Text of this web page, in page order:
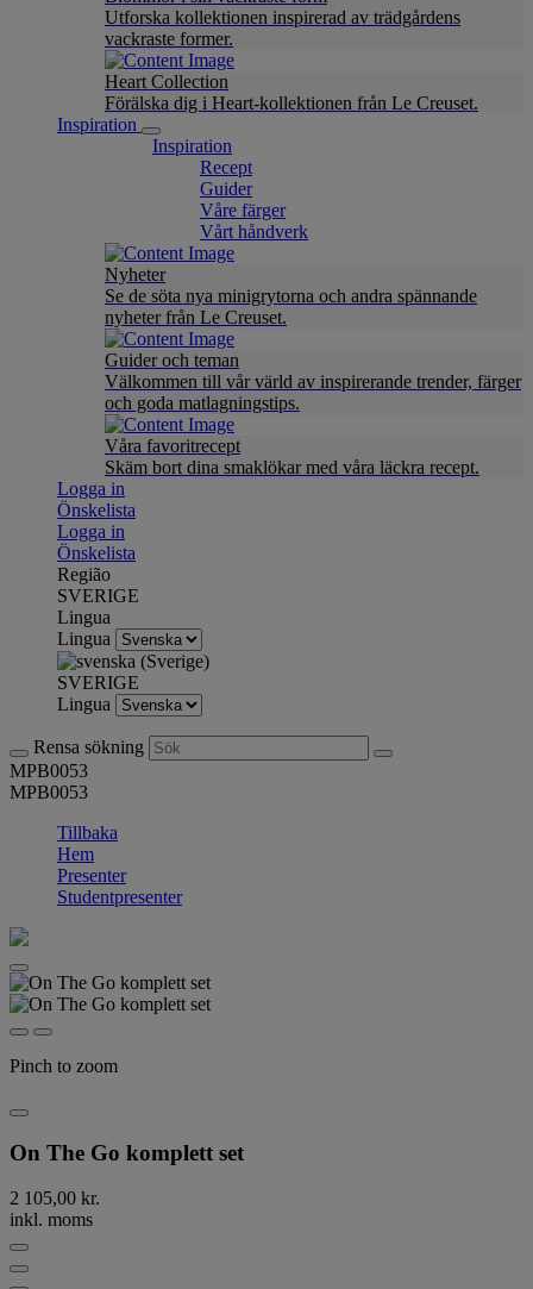
Utforska kollektionen inspirerad av trädgårdens
vackraste former.
Heart Collection
Förälska dig i Heart-kollektionen från Le Creuset.
Inspiration
Inspiration
Recept
Guider
Våre färger
Vårt håndverk
Nyheter
Se de söta nya minigrytorna och andra spännande
nyheter från Le Creuset.
Guider och teman
Välkommen till vår värld av inspirerande trender, färger
och goda matlagningstips.
Våra favoritrecept
Skäm bort dina smaklökar med våra läckra recept.
Logga in
Önskelista
Logga in
Önskelista
Região
SVERIGE
Lingua
Lingua
SVERIGE
Lingua
Rensa sökning
MPB0053
MPB0053
Tillbaka
Hem
Presenter
Studentpresenter
Pinch to zoom
On The Go komplett set
2 105,00 kr.
inkl. moms